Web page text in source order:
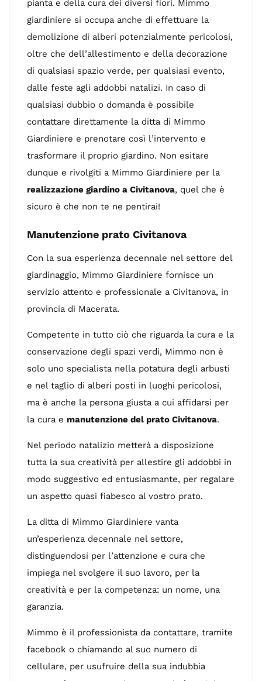
pianta e della cura dei diversi fiori. Mimmo
giardiniere si occupa anche di effettuare la
demolizione di alberi potenzialmente pericolosi,
oltre che dell’allestimento e della decorazione
di qualsiasi spazio verde, per qualsiasi evento,
dalle feste agli addobbi natalizi. In caso di
qualsiasi dubbio o domanda è possibile
contattare direttamente la ditta di Mimmo
Giardiniere e prenotare così l’intervento e
trasformare il proprio giardino. Non esitare
dunque e rivolgiti a Mimmo Giardiniere per la
realizzazione giardino a Civitanova, quel che è
sicuro è che non te ne pentirai!
Manutenzione prato Civitanova
Con la sua esperienza decennale nel settore del
giardinaggio, Mimmo Giardiniere fornisce un
servizio attento e professionale a Civitanova, in
provincia di Macerata.
Competente in tutto ciò che riguarda la cura e la
conservazione degli spazi verdi, Mimmo non è
solo uno specialista nella potatura degli arbusti
e nel taglio di alberi posti in luoghi pericolosi,
ma è anche la persona giusta a cui affidarsi per
la cura e manutenzione del prato Civitanova.
Nel periodo natalizio metterà a disposizione
tutta la sua creatività per allestire gli addobbi in
modo suggestivo ed entusiasmante, per regalare
un aspetto quasi fiabesco al vostro prato.
La ditta di Mimmo Giardiniere vanta
un’esperienza decennale nel settore,
distinguendosi per l’attenzione e cura che
impiega nel svolgere il suo lavoro, per la
creatività e per la competenza: un nome, una
garanzia.
Mimmo è il professionista da contattare, tramite
facebook o chiamando al suo numero di
cellulare, per usufruire della sua indubbia